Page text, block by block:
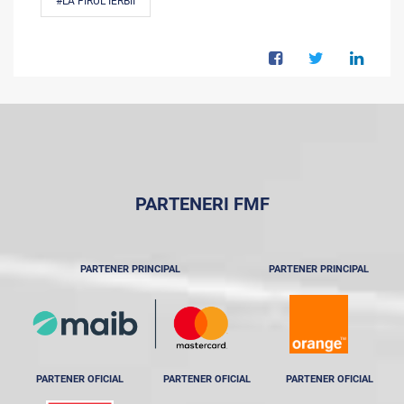
PARTENERI FMF
PARTENER PRINCIPAL PARTENER PRINCIPAL
PARTENER OFICIAL PARTENER OFICIAL PARTENER OFICIAL